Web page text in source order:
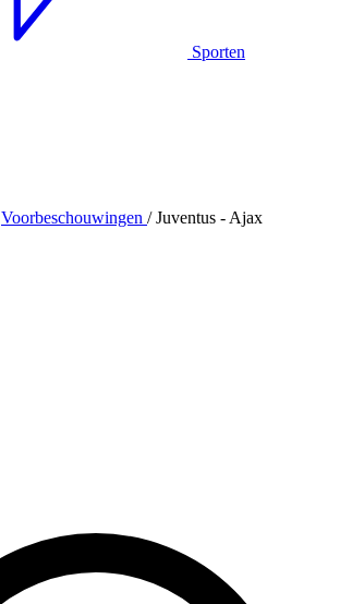
Sporten
Voorbeschouwingen / Juventus - Ajax